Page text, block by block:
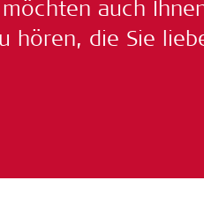
auch
hören, die Sie